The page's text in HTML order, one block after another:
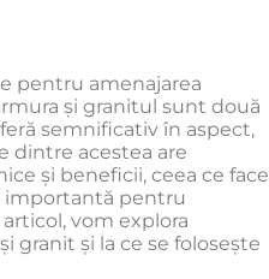
pentru amenajarea
și granitul sunt două
semnificativ în aspect,
dintre acestea are
și beneficii, ceea ce face
importantă pentru
vom explora
granit și la ce se folosește